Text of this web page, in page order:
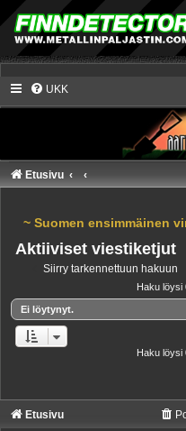
UKK
Etusivu
~ Suomen ensimmäinen
Aktiiviset viestiketjut
Siirry tarkennettuun hakuun
Haku löysi
Ei löytynyt.
Haku löysi
Etusivu